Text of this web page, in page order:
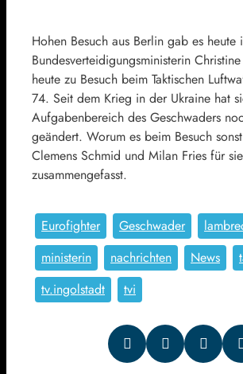
Hohen Besuch aus Berlin gab es
Bundesverteidigungsministerin
heute zu Besuch beim Taktischen
74. Seit dem Krieg in der Ukraine hat
Aufgabenbereich des Geschwaders
geändert. Worum es beim Besuch
Clemens Schmid und Milan Fries für sie
zusammengefasst.
Eurofighter Geschwader
ministerin
nachrichten News
tv.ingolstadt
tvi